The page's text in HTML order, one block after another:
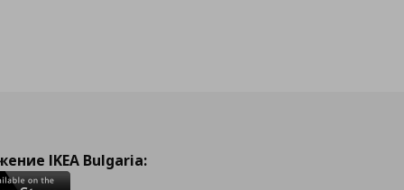
IKEA Bulgaria: